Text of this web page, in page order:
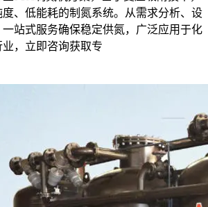
、低能耗的制氮系统。从需求分析、设
站式服务确保稳定供氮，广泛应用于化
，立即咨询获取专